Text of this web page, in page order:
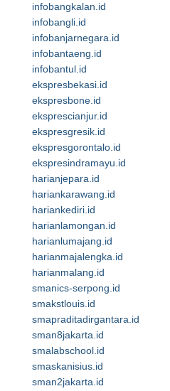
infobangkalan.id
infobangli.id
infobanjarnegara.id
infobantaeng.id
infobantul.id
ekspresbekasi.id
ekspresbone.id
eksprescianjur.id
ekspresgresik.id
ekspresgorontalo.id
ekspresindramayu.id
harianjepara.id
hariankarawang.id
hariankediri.id
harianlamongan.id
harianlumajang.id
harianmajalengka.id
harianmalang.id
smanics-serpong.id
smakstlouis.id
smapraditadirgantara.id
sman8jakarta.id
smalabschool.id
smaskanisius.id
sman2jakarta.id